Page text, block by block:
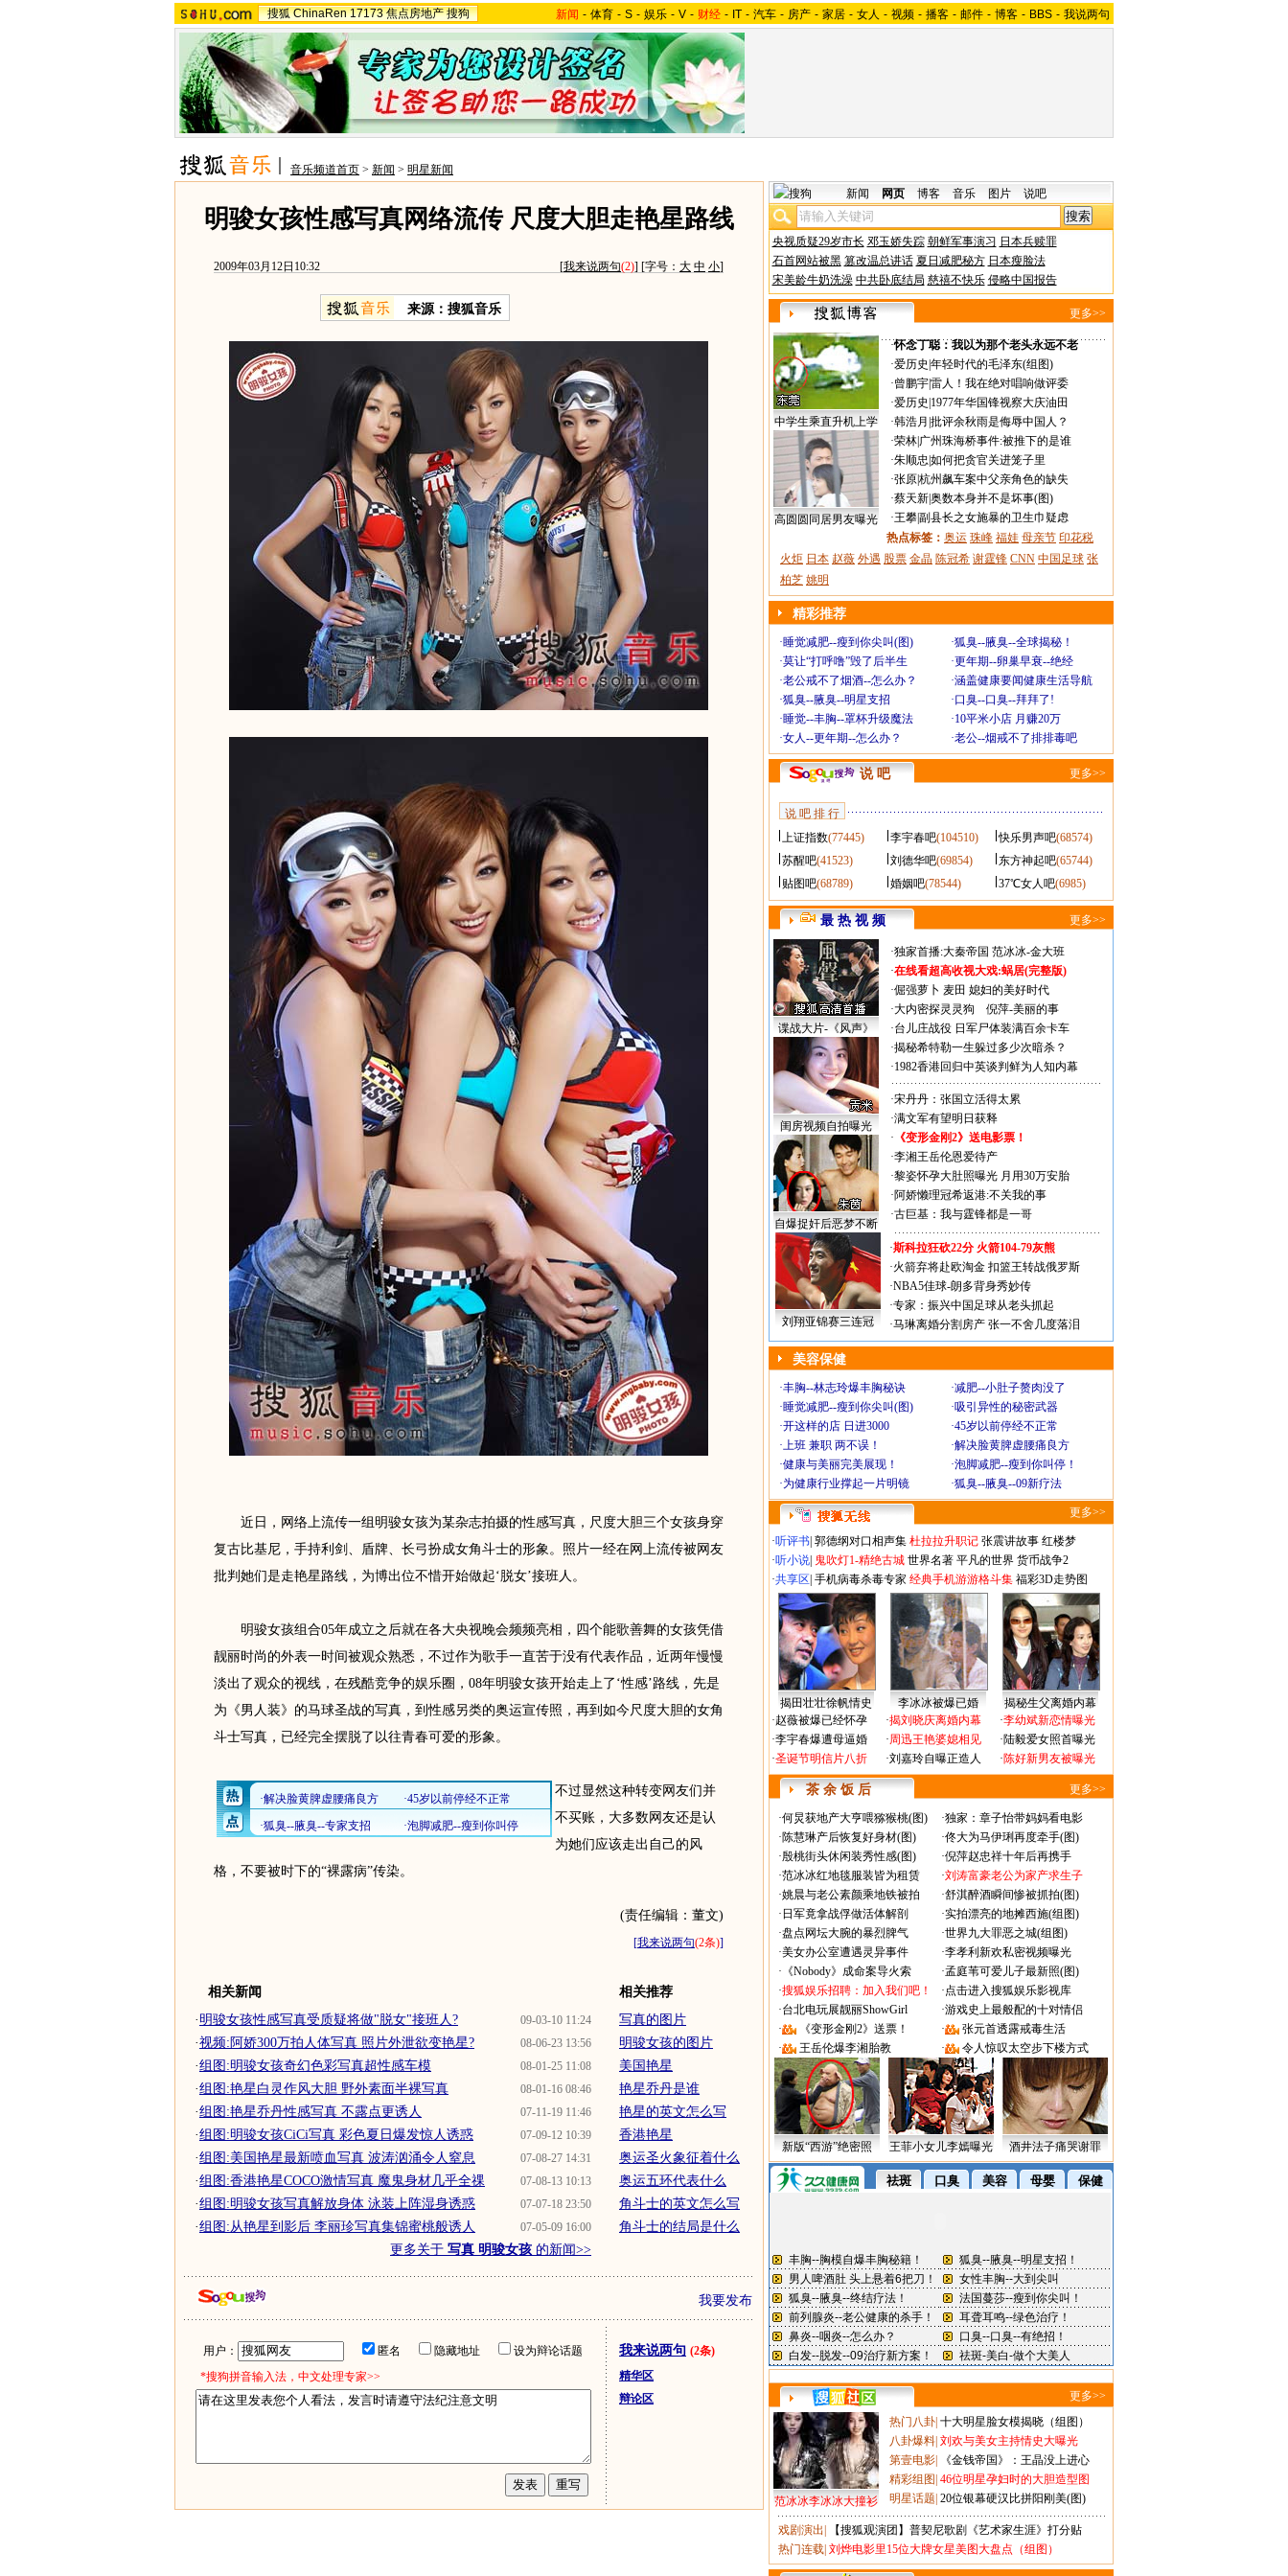
搜狐 ChinaRen 17173 焦点房地产 搜狗 新闻 - 体育 - S - 娱乐 - V - 财经 - IT - 汽车 - 房产 - 家居 - 女人 - 视频 - 播客 - 邮件 - 博客 - BBS - 我说两句
音乐频道首页 > 新闻 > 明星新闻
明骏女孩性感写真网络流传 尺度大胆走艳星路线
2009年03月12日10:32 [我来说两句(2)] [字号： 大 中 小]
来源：搜狐音乐
近日，网络上流传一组明骏女孩为某杂志拍摄的性感写真，尺度大胆三个女孩身穿
复古比基尼，手持利剑、盾牌、长弓扮成女角斗士的形象。照片一经在网上流传被网友
批判她们是走艳星路线，为博出位不惜开始做起‘脱女’接班人。
明骏女孩组合05年成立之后就在各大央视晚会频频亮相，四个能歌善舞的女孩凭借
靓丽时尚的外表一时间被观众熟悉，不过作为歌手一直苦于没有代表作品，近两年慢慢
淡出了观众的视线，在残酷竞争的娱乐圈，08年明骏女孩开始走上了‘性感’路线，先是
为《男人装》的马球圣战的写真，到性感另类的奥运宣传照，再到如今尺度大胆的女角
斗士写真，已经完全摆脱了以往青春可爱的形象。
不过显然这种转变网友们并
不买账，大多数网友还是认
为她们应该走出自己的风
格，不要被时下的“裸露病”传染。
(责任编辑：董文)
[我来说两句(2条)]
相关新闻
09-03-10 11:24
· 明骏女孩性感写真受质疑将做"脱女"接班人?
08-06-23 13:56
·视频:阿娇300万拍人体写真 照片外泄欲变艳星?
08-01-25 11:08
·组图:明骏女孩奇幻色彩写真超性感车模
08-01-16 08:46
·组图:艳星白灵作风大胆 野外素面半裸写真
07-11-19 11:46
·组图:艳星乔丹性感写真 不露点更诱人
07-09-12 10:39
·组图:明骏女孩CiCi写真 彩色夏日爆发惊人诱惑
07-08-27 14:31
·组图:美国艳星最新喷血写真 波涛汹涌令人窒息
07-08-13 10:13
·组图:香港艳星COCO激情写真 魔鬼身材几乎全祼
07-07-18 23:50
·组图:明骏女孩写真解放身体 泳装上阵湿身诱惑
07-05-09 16:00
·组图:从艳星到影后 李丽珍写真集锦蜜桃般诱人
更多关于 写真 明骏女孩 的新闻>>
相关推荐
写真的图片
明骏女孩的图片
美国艳星
艳星乔丹是谁
艳星的英文怎么写
香港艳星
奥运圣火象征着什么
奥运五环代表什么
角斗士的英文怎么写
角斗士的结局是什么
我要发布
用户： 匿名 隐藏地址
设为辩论话题
*搜狗拼音输入法，中文处理专家>>
我来说两句 (2条)
精华区
辩论区
新闻 网页 博客 音乐 图片 说吧
央视质疑29岁市长 邓玉娇失踪 朝鲜军事演习 日本兵赎罪
石首网站被黑 篡改温总讲话 夏日减肥秘方 日本瘦脸法
宋美龄牛奶洗澡 中共卧底结局 慈禧不快乐 侵略中国报告
更多>>
中学生乘直升机上学
高圆圆同居男友曝光
·怀念丁聪：我以为那个老头永远不老
·爱历史 年轻时代的毛泽东(组图)
·曾鹏宇|雷人！我在绝对唱响做评委
·爱历史 1977年华国锋视察大庆油田
·韩浩月 批评余秋雨是侮辱中国人？
·荣林| 广州珠海桥事件:被推下的是谁
·朱顺忠 如何把贪官关进笼子里
·张原|杭州飙车案中父亲角色的缺失
·蔡天新|奥数本身并不是坏事(图)
·王攀|副县长之女施暴的卫生巾疑虑
热点标签： 奥运 珠峰 福娃 母亲节 印花税
火炬 日本 赵薇 外遇 股票 金晶 陈冠希 谢霆锋 CNN 中国足球 张
柏芝 姚明
精彩推荐
·睡觉减肥--瘦到你尖叫(图) ·狐臭--腋臭--全球揭秘！
·莫让“打呼噜”毁了后半生 ·更年期--卵巢早衰--绝经
·老公戒不了烟酒--怎么办？ ·涵盖健康要闻健康生活导航
·狐臭--腋臭--明星支招 ·口臭--口臭--拜拜了!
·睡觉--丰胸--罩杯升级魔法 ·10平米小店 月赚20万
·女人--更年期--怎么办？ ·老公--烟戒不了排排毒吧
说 吧 更多>>
说 吧 排 行
上证指数(77445) 李宇春吧(104510) 快乐男声吧(68574)
苏醒吧(41523) 刘德华吧(69854) 东方神起吧(65744)
贴图吧(68789) 婚姻吧(78544) 37℃女人吧(6985)
最 热 视 频 更多>>
谍战大片-《风声》
闺房视频自拍曝光
自爆捉奸后恶梦不断
·独家首播:大秦帝国 范冰冰-金大班
·在线看超高收视大戏:蜗居(完整版)
·倔强萝卜 麦田 媳妇的美好时代
·大内密探灵灵狗
倪萍-美丽的事
·台儿庄战役 日军尸体装满百余卡车
·揭秘希特勒一生躲过多少次暗杀？
·1982香港回归中英谈判鲜为人知内幕
·宋丹丹：张国立活得太累
·满文军有望明日获释
· 《变形金刚2》送电影票！
·李湘王岳伦恩爱待产
·黎姿怀孕大肚照曝光 月用30万安胎
·阿娇懒理冠希返港:不关我的事
·古巨基：我与霆锋都是一哥
刘翔亚锦赛三连冠
·斯科拉狂砍22分 火箭104-79灰熊
·火箭弃将赴欧淘金 扣篮王转战俄罗斯
·NBA5佳球-朗多背身秀妙传
·专家：振兴中国足球从老头抓起
·马琳离婚分割房产 张一不舍几度落泪
美容保健
·丰胸--林志玲爆丰胸秘诀 ·减肥--小肚子赘肉没了
·睡觉减肥--瘦到你尖叫(图) ·吸引异性的秘密武器
·开这样的店 日进3000 ·45岁以前停经不正常
·上班 兼职 两不误！ ·解决脸黄脾虚腰痛良方
·健康与美丽完美展现！ ·泡脚减肥--瘦到你叫停！
·为健康行业撑起一片明镜 ·狐臭--腋臭--09新疗法
更多>>
·听评书 郭德纲对口相声集 杜拉拉升职记 张震讲故事 红楼梦
·听小说 鬼吹灯1-精绝古城 世界名著 平凡的世界 货币战争2
·共享区 手机病毒杀毒专家 经典手机游游格斗集 福彩3D走势图
揭田壮壮徐帆情史 李冰冰被爆已婚
揭秘生父离婚内幕
·赵薇被爆已经怀孕
·李宇春爆遭母逼婚
·圣诞节明信片八折
·揭刘晓庆离婚内幕
·周迅王艳婆媳相见
·刘嘉玲自曝正造人
·李幼斌新恋情曝光
·陆毅爱女照首曝光
·陈好新男友被曝光
茶 余 饭 后 更多>>
·何炅获地产大亨喂猕猴桃(图) ·独家：章子怡带妈妈看电影
·陈慧琳产后恢复好身材(图) ·佟大为马伊琍再度牵手(图)
·殷桃街头休闲装秀性感(图) ·倪萍赵忠祥十年后再携手
·范冰冰红地毯服装皆为租赁 ·刘涛富豪老公为家产求生子
·姚晨与老公素颜乘地铁被拍 ·舒淇醉酒瞬间惨被抓拍(图)
· 日军竟拿战俘做活体解剖 ·实拍漂亮的地摊西施(组图)
·盘点网坛大腕的暴烈脾气 ·世界九大罪恶之城(组图)
·美女办公室遭遇灵异事件 ·李孝利新欢私密视频曝光
· 《Nobody》成命案导火索 ·孟庭苇可爱儿子最新照(图)
·搜狐娱乐招聘：加入我们吧！ ·点击进入搜狐娱乐影视库
·台北电玩展靓丽ShowGirl ·游戏史上最般配的十对情侣
·
《变形金刚2》送票！ ·
张元首透露戒毒生活
·
王岳伦爆李湘胎教 · 令人惊叹太空步下楼方式
新版“西游”绝密照 王菲小女儿李嫣曝光 酒井法子痛哭谢罪
更多>>
范冰冰李冰冰大撞衫
热门八卦 十大明星脸女模揭晓（组图）
八卦爆料 刘欢与美女主持情史大曝光
第壹电影
《金钱帝国》：王晶没上进心
精彩组图 46位明星孕妇时的大胆造型图
明星话题 20位银幕硬汉比拼阳刚美(图)
戏剧演出
【搜狐观演团】普契尼歌剧《艺术家生涯》打分贴
热门连载 刘烨电影里15位大牌女星美图大盘点（组图）